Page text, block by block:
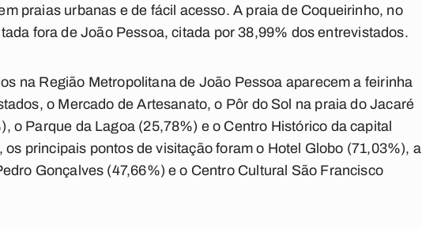
praias urbanas e de fácil acesso. A praia de Coqueirinho, no
fora de João Pessoa, citada por 38,99% dos entrevistados.
na Região Metropolitana de João Pessoa aparecem a feirinha
o Mercado de Artesanato, o Pôr do Sol na praia do Jacaré
o Parque da Lagoa (25,78%) e o Centro Histórico da capital
principais pontos de visitação foram o Hotel Globo (71,03%), a
Gonçalves (47,66%) e o Centro Cultural São Francisco